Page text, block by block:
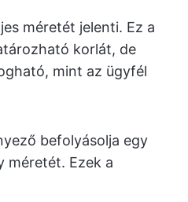
méretét jelenti. Ez a
korlát, de
mint az ügyfél
befolyásolja egy
méretét. Ezek a